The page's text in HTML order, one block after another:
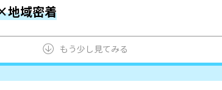
地域密着
もう少し見てみる